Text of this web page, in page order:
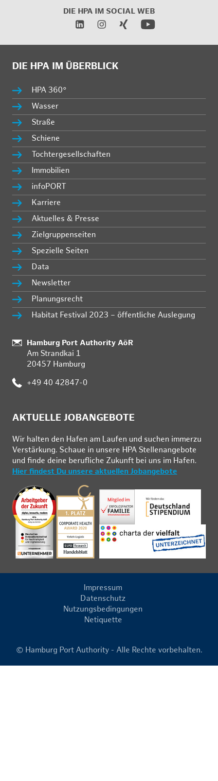
DIE HPA IM SOCIAL WEB
DIE HPA IM ÜBERBLICK
HPA 360°
Wasser
Straße
Schiene
Tochtergesellschaften
Immobilien
infoPORT
Karriere
Aktuelles & Presse
Zielgruppenseiten
Spezielle Seiten
Data
Newsletter
Planungsrecht
Habitat Festival 2023 – öffentliche Auslegung
Standort:
Hamburg Port Authority AöR
Am Strandkai 1
20457 Hamburg
Telefon:
+49 40 42847-0
AKTUELLE JOBANGEBOTE
Wir hal­ten den Ha­fen am Lau­fen und su­chen im­mer­zu
Ver­stär­kung. Schau­e in un­se­re HPA Stel­len­an­ge­bo­te
und fin­de deine be­ruf­li­che Zu­kunft bei uns im Ha­fen.
Hier findest Du unsere aktuellen Jobangebote
Impressum
Datenschutz
Nutzungsbedingungen
Netiquette
© Hamburg Port Authority - Alle Rechte vorbehalten.